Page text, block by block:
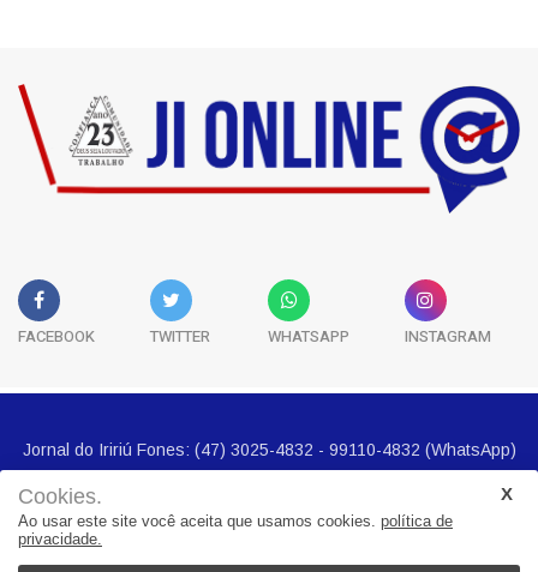
Cookies.
Ao usar este site você aceita que usamos cookies. política de
privacidade.
FACEBOOK TWITTER WHATSAPP INSTAGRAM
Jornal do Iririú Fones: (47) 3025-4832 - 99110-4832 (WhatsApp)